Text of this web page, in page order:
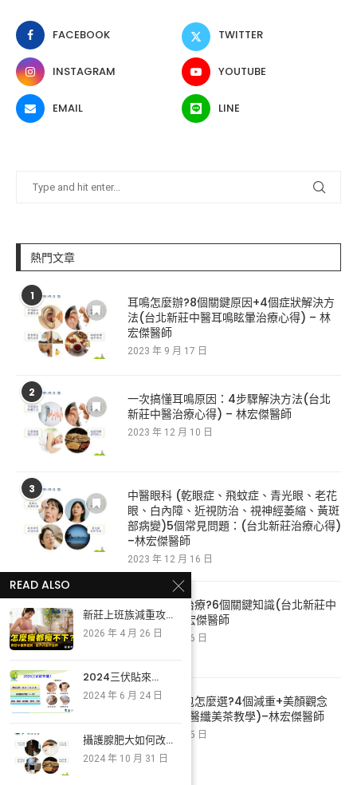
FACEBOOK TWITTER
INSTAGRAM YOUTUBE
EMAIL LINE
熱門文章
1
耳鳴怎麼辦?8個關鍵原因+4個症狀解決方
法(台北新莊中醫耳鳴眩暈治療心得) – 林
宏傑醫師
2023 年 9 月 17 日
2
一次搞懂耳鳴原因：4步驟解決方法(台北
新莊中醫治療心得) – 林宏傑醫師
2023 年 12 月 10 日
3
中醫眼科 (乾眼症、飛蚊症、青光眼、老花
眼、白內障、近視防治、視神經萎縮、黃斑
部病變)5個常見問題：(台北新莊治療心得)
–林宏傑醫師
2023 年 12 月 16 日
4
乾眼症如何治療?6個關鍵知識(台北新莊中
醫教學)–林宏傑醫師
2024 年 7 月 26 日
5
減肥減脂茶包怎麼選?4個減重+美顏觀念
(台北新莊中醫纖美茶教學)–林宏傑醫師
2024 年 3 月 25 日
READ ALSO
新莊上班族減重攻...
2026 年 4 月 26 日
2024三伏貼來...
2024 年 6 月 24 日
攝護腺肥大如何改...
2024 年 10 月 31 日